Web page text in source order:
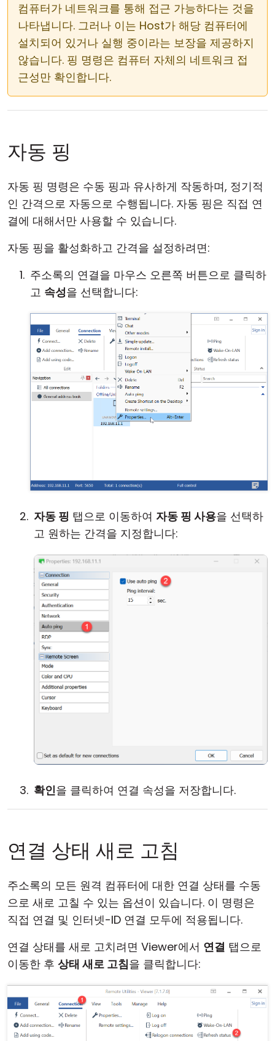
컴퓨터가 네트워크를 통해 접근 가능하다는 것을
나타냅니다. 그러나 이는 Host가 해당 컴퓨터에
설치되어 있거나 실행 중이라는 보장을 제공하지
않습니다. 핑 명령은 컴퓨터 자체의 네트워크 접
근성만 확인합니다.
자동 핑
자동 핑 명령은 수동 핑과 유사하게 작동하며, 정기적
인 간격으로 자동으로 수행됩니다. 자동 핑은 직접 연
결에 대해서만 사용할 수 있습니다.
자동 핑을 활성화하고 간격을 설정하려면:
주소록의 연결을 마우스 오른쪽 버튼으로 클릭하
고 속성을 선택합니다:
자동 핑 탭으로 이동하여 자동 핑 사용을 선택하
고 원하는 간격을 지정합니다:
확인을 클릭하여 연결 속성을 저장합니다.
연결 상태 새로 고침
주소록의 모든 원격 컴퓨터에 대한 연결 상태를 수동
으로 새로 고칠 수 있는 옵션이 있습니다. 이 명령은
직접 연결 및 인터넷-ID 연결 모두에 적용됩니다.
연결 상태를 새로 고치려면 Viewer에서 연결 탭으로
이동한 후 상태 새로 고침을 클릭합니다: